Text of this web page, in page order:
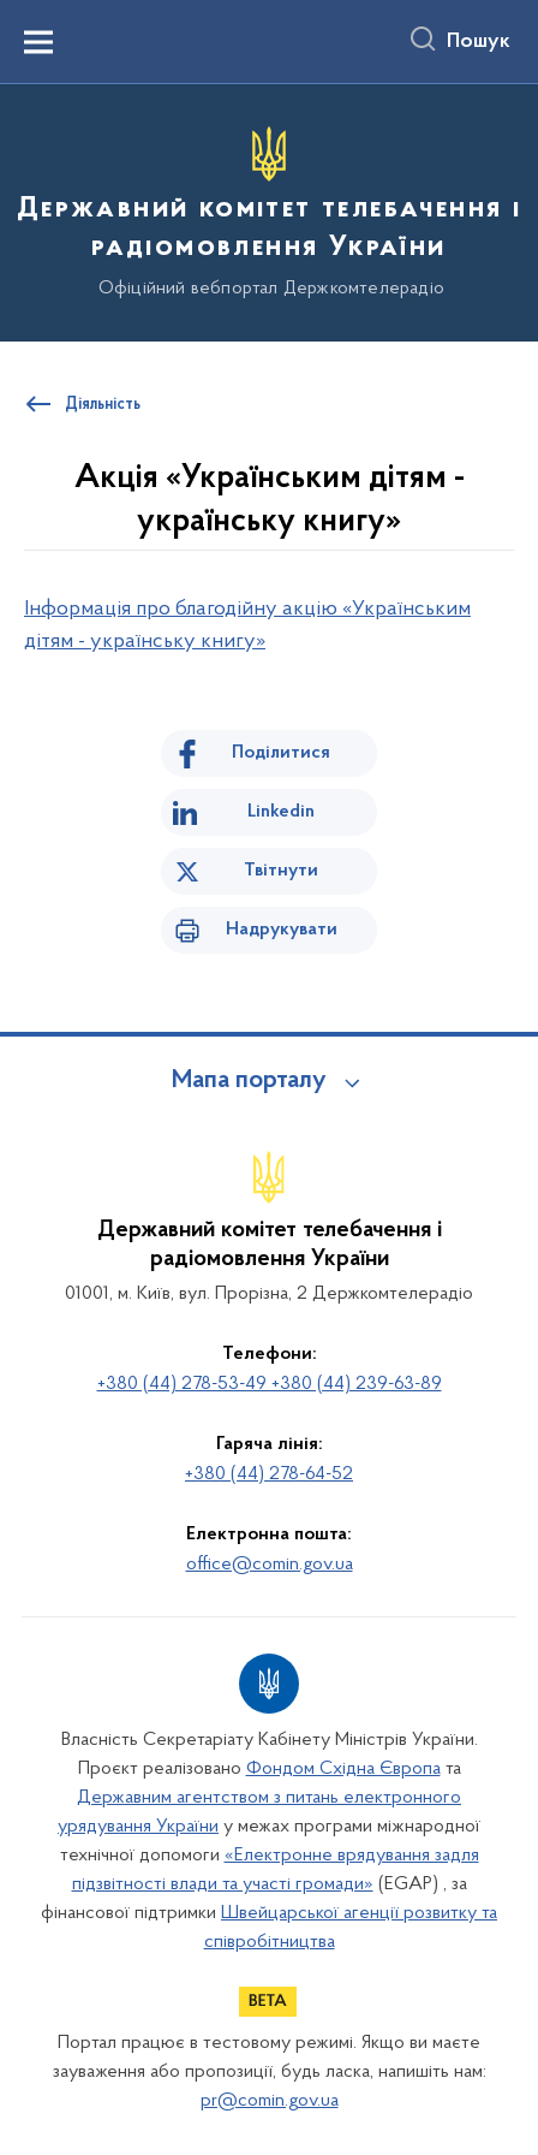
вмістуMenu Пошук
Державний комітет телебачення і
радіомовлення України
Офіційний вебпортал Держкомтелерадіо
Діяльність
Акція «Українським дітям -
українську книгу»
Інформація про благодійну акцію «Українським
дітям - українську книгу»
Поділитися
Linkedin
Твітнути
Надрукувати
Мапа порталу
Державний комітет телебачення і
радіомовлення України
01001, м. Київ, вул. Прорізна, 2 Держкомтелерадіо
Телефони:
+380 (44) 278-53-49 +380 (44) 239-63-89
Гаряча лінія:
+380 (44) 278-64-52
Електронна пошта:
office@comin.gov.ua
Власність Секретаріату Кабінету Міністрів України.
Проєкт реалізовано Фондом Східна Європата
Державним агентством з питань електронного
урядування України у межах програми міжнародної
технічної допомоги «Електронне врядування задля
підзвітності влади та участі громади» (EGAP) , за
фінансової підтримки Швейцарської агенції розвитку та
співробітництва
Портал працює в тестовому режимі. Якщо ви маєте
зауваження або пропозиції, будь ласка, напишіть нам:
pr@comin.gov.ua